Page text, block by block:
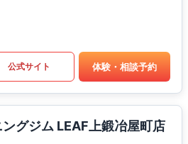
公式サイト 体験・相談予約
グジム LEAF上鍛冶屋町店